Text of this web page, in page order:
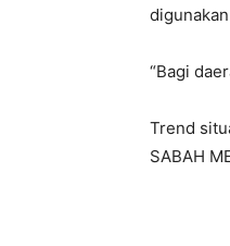
“Bagi
Trend
SABAH